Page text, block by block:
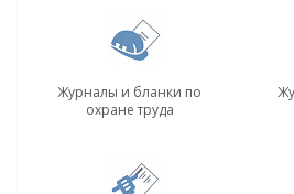
Журналы и бланки по
охране труда